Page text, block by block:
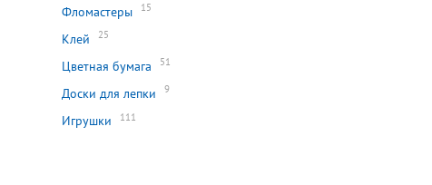
Фломастеры 15
Клей 25
Цветная бумага 51
Доски для лепки 9
Игрушки 111